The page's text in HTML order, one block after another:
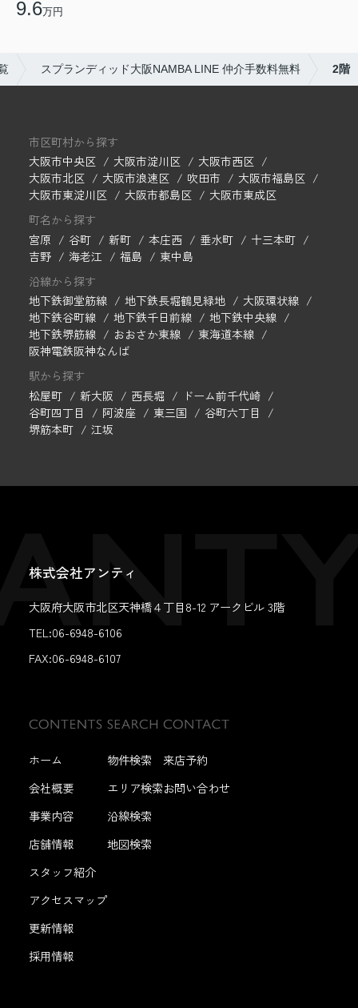
9.6万円
スプランディッド大阪NAMBA LINE 仲介手数料無料 2階
市区町村から探す
大阪市中央区
大阪市淀川区
大阪市西区
大阪市北区
大阪市浪速区 吹田市
大阪市福島区
大阪市東淀川区
大阪市都島区
大阪市東成区
町名から探す
宮原
谷町 新町 本庄西 垂水町
十三本町
吉野
海老江 福島
東中島
沿線から探す
地下鉄御堂筋線
地下鉄長堀鶴見緑地
大阪環状線
地下鉄谷町線
地下鉄千日前線
地下鉄中央線
地下鉄堺筋線
おおさか東線
東海道本線
阪神電鉄阪神なんば
駅から探す
松屋町
新大阪 西長堀
ドーム前千代崎
谷町四丁目
阿波座 東三国
谷町六丁目
堺筋本町
江坂
株式会社アンティ
大阪府大阪市北区天神橋４丁目8-12 アークビル 3階
TEL:06-6948-6106
FAX:06-6948-6107
ホーム
会社概要
事業内容
店舗情報
スタッフ紹介
アクセスマップ
更新情報
採用情報
物件検索
エリア検索
沿線検索
地図検索
来店予約
お問い合わせ